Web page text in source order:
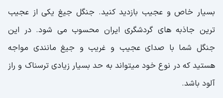
بسیار خاص و عجیب بازدید کنید. جنگل جیغ یکی از عجیب
ترین جاذبه های گردشگری ایران محسوب می شود. در این
جنگل شما با صدای عجیب و غریب و جیغ مانندی مواجه
هستید که در نوع خود میتواند به حد بسیار زیادی ترسناک و راز
آلود باشد.